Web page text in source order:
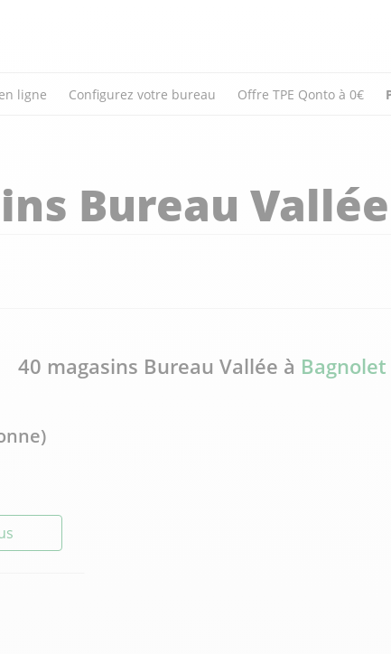
ligne Configurez votre bureau Offre TPE Qonto à 0€
Bureau
40 magasins Bureau Vallée à Bagnolet